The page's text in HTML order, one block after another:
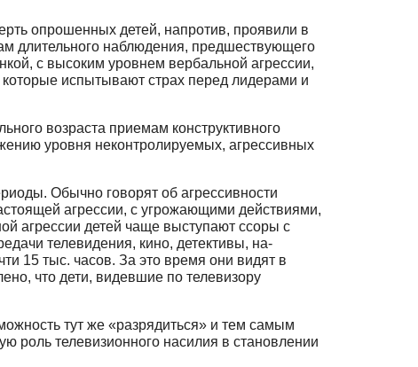
опрошенных детей, напротив, проявили в
длительного наблюдения, предшествующего
с высоким уровнем вербальной агрессии,
испытывают страх перед лидерами и
возраста приемам конструктивного
уровня неконтролируемых, агрессивных
Обычно говорят об аг­рессивности
агрессии, с угрожающими действиями,
агрессии детей чаще выступают ссоры с
телевидения, кино, детективы, на­
15 тыс. часов. За это время они видят в
что дети, видевшие по телевизору
тут же «разрядиться» и тем самым
роль телевизионного насилия в становлении